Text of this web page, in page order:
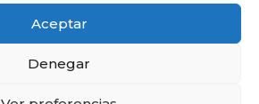
Aceptar
Denegar